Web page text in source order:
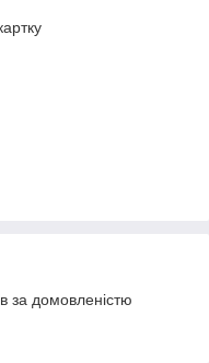
за домовленістю